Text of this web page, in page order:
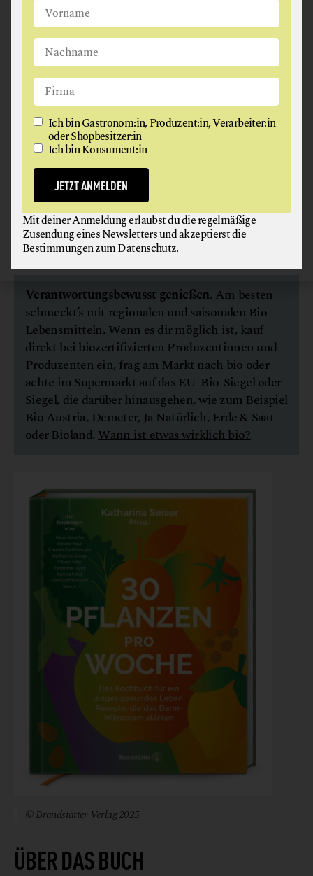
RIBOLLITA
Der Name dieser toskanischen Schwarzkohlsuppe
mit weißen Bohnen bedeutet „aufgewärmt“, aber
sie schmeckt auch frisch köstlich.
weiterlesen
Verantwortungsbewusst genießen.Am besten
schmeckt’s mit regionalen und saisonalen Bio-
Lebensmitteln. Wenn es dir möglich ist, kauf
direkt bei biozertifizierten Produzentinnen und
Produzenten ein, frag am Markt nach bio oder
achte im Supermarkt auf das EU-Bio-Siegel oder
Siegel, die darüber hinausgehen, wie zum Beispiel
Bio Austria, Demeter, Ja Natürlich, Erde & Saat
oder Bioland.Wann ist etwas wirklich bio?
© Brandstätter Verlag 2025
ÜBER DAS BUCH
Ich bin Gastronom:in, Produzent:in, Verarbeiter:in
oder Shopbesitzer:in
Ich bin Konsument:in
JETZT ANMELDEN
Mit deiner Anmeldung erlaubst du die regelmäßige
Zusendung eines Newsletters und akzeptierst die
Bestimmungen zumDatenschutz.